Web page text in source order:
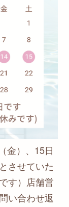
金）、15日
させていた
す）店舗営
い合わせ返